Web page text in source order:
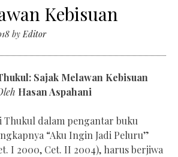
Kebisuan
byEditor
Sajak Melawan Kebisuan
Hasan Aspahani
Thukul dalam pengantar buku
“Aku Ingin Jadi Peluru”
I 2000, Cet. II 2004), harus berjiwa